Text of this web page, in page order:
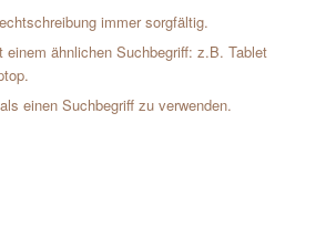
immer sorgfältig.
einem ähnlichen Suchbegriff: z.B. Tablet
einen Suchbegriff zu verwenden.